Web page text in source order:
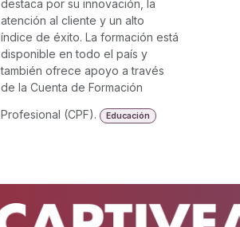
destaca por su innovación, la
atención al cliente y un alto
índice de éxito. La formación está
disponible en todo el país y
también ofrece apoyo a través
de la Cuenta de Formación
Profesional (CPF).
Educación